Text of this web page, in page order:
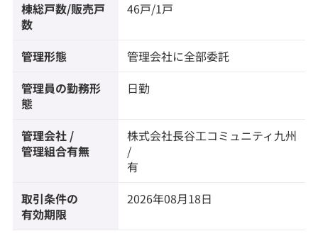
棟総戸数/販売戸
数
46戸/1戸
管理形態 管理会社に全部委託
管理員の勤務形
態
日勤
管理会社 /
管理組合有無
株式会社長谷工コミュニティ九州
/
有
取引条件の
有効期限
2026年08月18日